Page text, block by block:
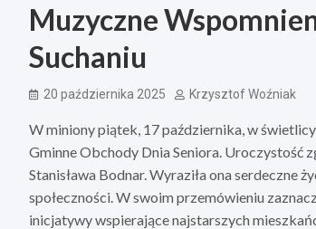
Muzyczne
Suchaniu
20 października 2025 Krzysztof Woźniak
W miniony piątek, 17 października, w
Gminne Obchody Dnia Seniora. Uroczystość
Stanisława Bodnar. Wyraziła ona serdeczne
społeczności. W swoim przemówieniu
inicjatywy wspierające najstarszych